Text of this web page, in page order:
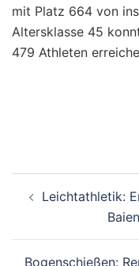
mit Platz 664 von
Altersklasse 45
479 Athleten
Leichtathletik:
Bogenschießen: